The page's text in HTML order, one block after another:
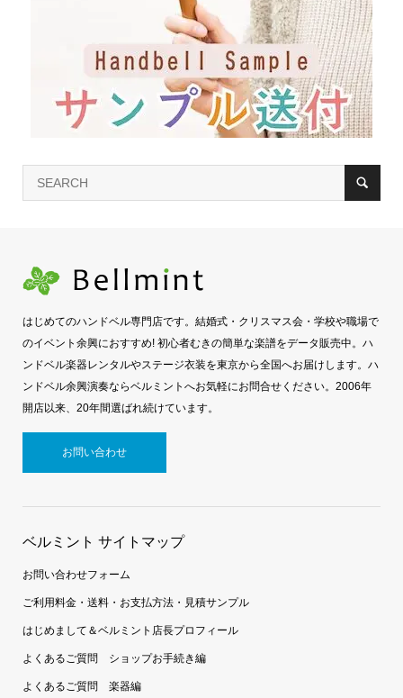
はじめてのハンドベル専門店です。結婚式・クリスマス会・学校や職場で
のイベント余興におすすめ! 初心者むきの簡単な楽譜をデータ販売中。ハ
ンドベル楽器レンタルやステージ衣装を東京から全国へお届けします。ハ
ンドベル余興演奏ならベルミントへお気軽にお問合せください。2006年
開店以来、20年間選ばれ続けています。
お問い合わせ
ベルミント サイトマップ
お問い合わせフォーム
ご利用料金・送料・お支払方法・見積サンプル
はじめまして＆ベルミント店長プロフィール
よくあるご質問 ショップお手続き編
よくあるご質問 楽器編